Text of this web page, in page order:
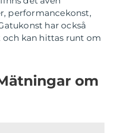
performancekonst,
har också
kan hittas runt om
om